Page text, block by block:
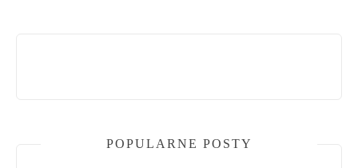
POPULARNE POSTY